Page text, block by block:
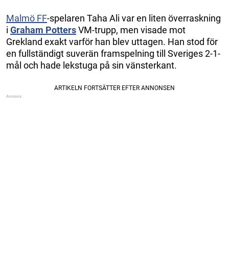
Malmö FF-spelaren Taha Ali var en liten överraskning
i Graham PottersVM-trupp, men visade mot
Grekland exakt varför han blev uttagen. Han stod för
en fullständigt suverän framspelning till Sveriges 2-1-
mål och hade lekstuga på sin vänsterkant.